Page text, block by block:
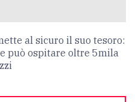
al sicuro il suo tesoro:
può ospitare oltre 5mila